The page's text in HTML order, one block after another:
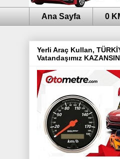
Ana Sayfa 0
Yerli Araç Kullan,
Vatandaşımız KAZANSIN